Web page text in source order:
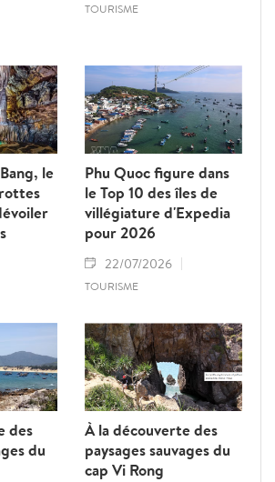
TOURISME
le
Phu Quoc figure dans
le Top 10 des îles de
villégiature d'Expedia
pour 2026
22/07/2026
TOURISME
des
du
À la découverte des
paysages sauvages du
cap Vi Rong